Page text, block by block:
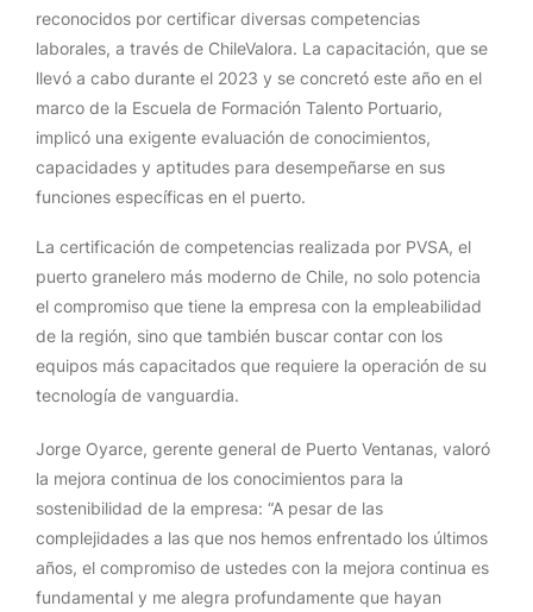
reconocidos por certificar diversas competencias
laborales, a través de ChileValora. La capacitación, que se
llevó a cabo durante el 2023 y se concretó este año en el
marco de la Escuela de Formación Talento Portuario,
implicó una exigente evaluación de conocimientos,
capacidades y aptitudes para desempeñarse en sus
funciones específicas en el puerto.
La certificación de competencias realizada por PVSA, el
puerto granelero más moderno de Chile, no solo potencia
el compromiso que tiene la empresa con la empleabilidad
de la región, sino que también buscar contar con los
equipos más capacitados que requiere la operación de su
tecnología de vanguardia.
Jorge Oyarce, gerente general de Puerto Ventanas, valoró
la mejora continua de los conocimientos para la
sostenibilidad de la empresa: “A pesar de las
complejidades a las que nos hemos enfrentado los últimos
años, el compromiso de ustedes con la mejora continua es
fundamental y me alegra profundamente que hayan